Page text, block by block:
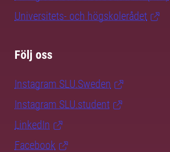
Universitets- och högskolerådet
Följ oss
Instagram SLU.Sweden
Instagram SLU.student
LinkedIn
Facebook